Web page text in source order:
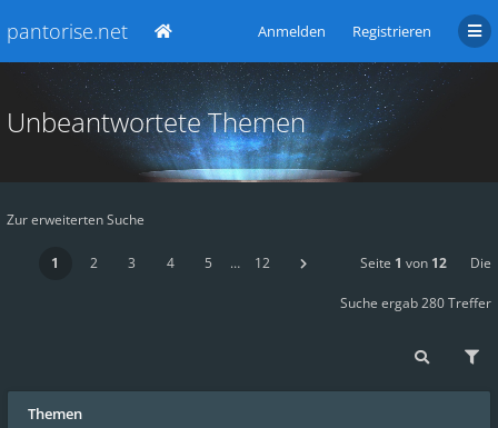
pantorise.net Anmelden Registrieren
Unbeantwortete Themen
Zur erweiterten Suche
1 2 3 4 5 … 12 Seite 1 von 12 Die
Suche ergab 280 Treffer
Themen